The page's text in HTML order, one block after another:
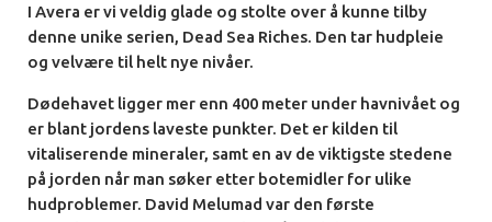
I Avera er vi veldig glade og stolte over å kunne tilby
denne unike serien, Dead Sea Riches. Den tar hudpleie
og velvære til helt nye nivåer.
Dødehavet ligger mer enn 400 meter under havnivået og
er blant jordens laveste punkter. Det er kilden til
vitaliserende mineraler, samt en av de viktigste stedene
på jorden når man søker etter botemidler for ulike
hudproblemer. David Melumad var den første